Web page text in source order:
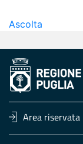
Ascolta
Area riservata